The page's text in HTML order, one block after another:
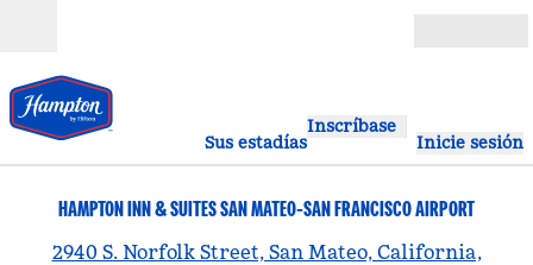
Sus estadías
Inscríbase
Inicie sesión
HAMPTON INN & SUITES SAN MATEO-SAN FRANCISCO AIRPORT
2940 S. Norfolk Street, San Mateo, California,